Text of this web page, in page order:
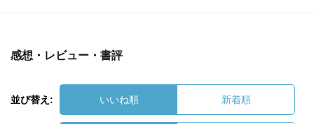
感想・レビュー・書評
並び替え: いいね順 新着順